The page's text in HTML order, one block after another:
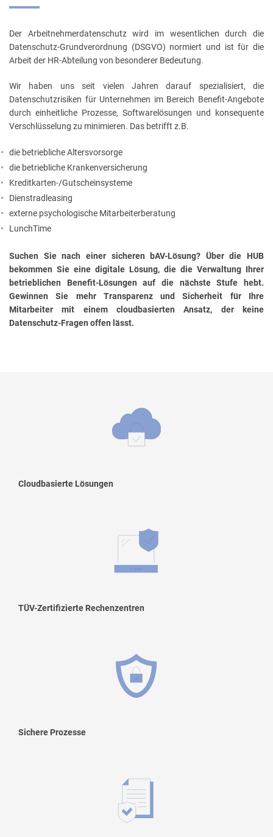
Der Arbeitnehmerdatenschutz wird im wesentlichen durch die
Datenschutz-Grundverordnung (DSGVO) normiert und ist für die
Arbeit der HR-Abteilung von besonderer Bedeutung.
Wir haben uns seit vielen Jahren darauf spezialisiert, die
Datenschutzrisiken für Unternehmen im Bereich Benefit-Angebote
durch einheitliche Prozesse, Softwarelösungen und konsequente
Verschlüsselung zu minimieren. Das betrifft z.B.
die betriebliche Altersvorsorge
die betriebliche Krankenversicherung
Kreditkarten-/Gutscheinsysteme
Dienstradleasing
externe psychologische Mitarbeiterberatung
LunchTime
Suchen Sie nach einer sicheren bAV-Lösung? Über die HUB
bekommen Sie eine digitale Lösung, die die Verwaltung Ihrer
betrieblichen Benefit-Lösungen auf die nächste Stufe hebt.
Gewinnen Sie mehr Transparenz und Sicherheit für Ihre
Mitarbeiter mit einem cloudbasierten Ansatz, der keine
Datenschutz-Fragen offen lässt.
Cloudbasierte Lösungen
TÜV-Zertifizierte Rechenzentren
Sichere Prozesse